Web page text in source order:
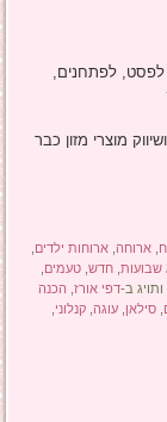
לפסט, לפתחנים,
מוצרי מזון כבר
,ארוחה ,ארוחות ילדים
שבועות ,חדש ,טעמים
ותויג ב-דפי אורז הכנה
,סילאן ,עוגה ,קנלוני